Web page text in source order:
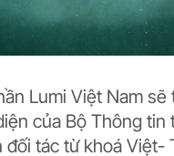
Lumi Việt Nam sẽ
của Bộ Thông
tác từ khoá Việt-